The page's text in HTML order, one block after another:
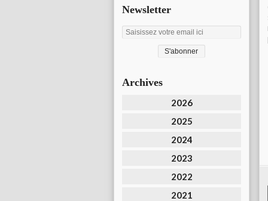
Newsletter
Archives
2026
2025
2024
2023
2022
2021